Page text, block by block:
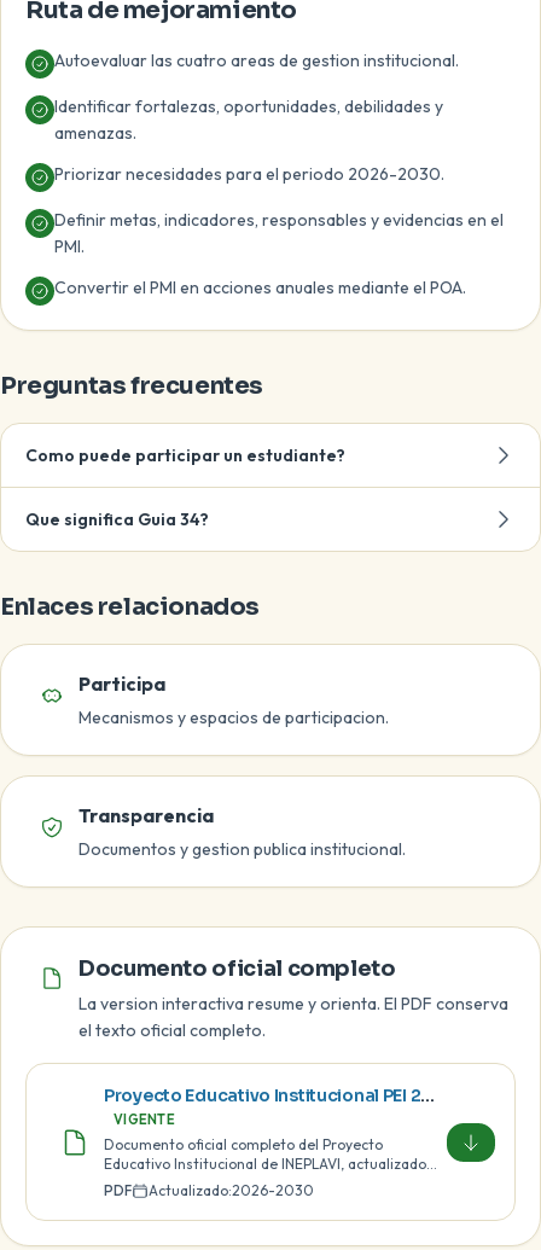
Ruta de mejoramiento
Autoevaluar las cuatro areas de gestion institucional.
Identificar fortalezas, oportunidades, debilidades y
amenazas.
Priorizar necesidades para el periodo 2026-2030.
Definir metas, indicadores, responsables y evidencias en el
PMI.
Convertir el PMI en acciones anuales mediante el POA.
Preguntas frecuentes
Como puede participar un estudiante?
Que significa Guia 34?
Enlaces relacionados
Participa
Mecanismos y espacios de participacion.
Transparencia
Documentos y gestion publica institucional.
Documento oficial
Documento oficial completo
La version interactiva resume y orienta. El PDF conserva
el texto oficial completo.
Proyecto Educativo Institucional PEI 2026-2030
VIGENTE
Documento oficial completo del Proyecto
Educativo Institucional de INEPLAVI, actualizado
para el periodo 2026-2030.
PDF Actualizado:2026-2030